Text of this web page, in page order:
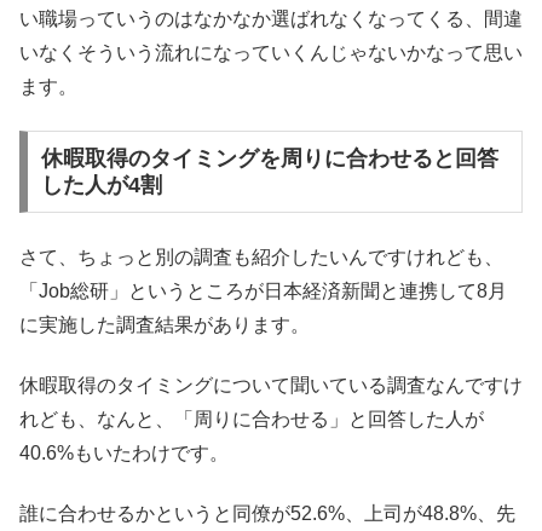
い職場っていうのはなかなか選ばれなくなってくる、間違
いなくそういう流れになっていくんじゃないかなって思い
ます。
休暇取得のタイミングを周りに合わせると回答
した人が4割
さて、ちょっと別の調査も紹介したいんですけれども、
「Job総研」というところが日本経済新聞と連携して8月
に実施した調査結果があります。
休暇取得のタイミングについて聞いている調査なんですけ
れども、なんと、「周りに合わせる」と回答した人が
40.6%もいたわけです。
誰に合わせるかというと同僚が52.6%、上司が48.8%、先